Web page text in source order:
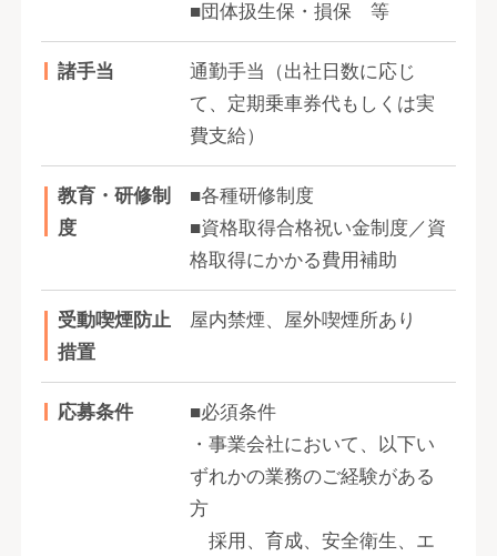
■団体扱生保・損保 等
諸手当
通勤手当（出社日数に応じ
て、定期乗車券代もしくは実
費支給）
教育・研修制
度
■各種研修制度
■資格取得合格祝い金制度／資
格取得にかかる費用補助
受動喫煙防止
措置
屋内禁煙、屋外喫煙所あり
応募条件
■必須条件
・事業会社において、以下い
ずれかの業務のご経験がある
方
採用、育成、安全衛生、エ